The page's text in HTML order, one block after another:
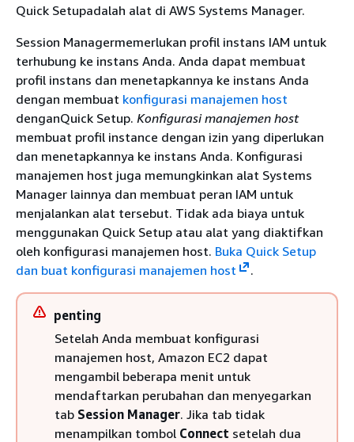
Quick Setupadalah alat di AWS Systems Manager.
Session Managermemerlukan profil instans IAM untuk
terhubung ke instans Anda. Anda dapat membuat
profil instans dan menetapkannya ke instans Anda
dengan membuat konfigurasi manajemen host
denganQuick Setup. Konfigurasi manajemen host
membuat profil instance dengan izin yang diperlukan
dan menetapkannya ke instans Anda. Konfigurasi
manajemen host juga memungkinkan alat Systems
Manager lainnya dan membuat peran IAM untuk
menjalankan alat tersebut. Tidak ada biaya untuk
menggunakan Quick Setup atau alat yang diaktifkan
oleh konfigurasi manajemen host. Buka Quick Setup
dan buat konfigurasi manajemen host
.
penting
Setelah Anda membuat konfigurasi
manajemen host, Amazon EC2 dapat
mengambil beberapa menit untuk
mendaftarkan perubahan dan menyegarkan
tab Session Manager. Jika tab tidak
menampilkan tombol Connect setelah dua